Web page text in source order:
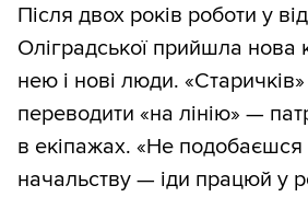
Після двох років роботи у
Оліградської прийшла нова
нею і нові люди.
переводити «на лінію» —
в екіпажах. «Не
начальству — іди працюй у